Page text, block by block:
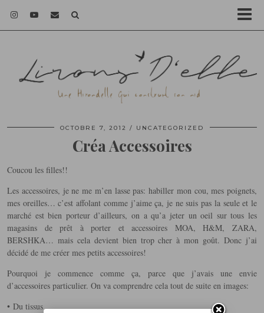
OCTOBRE 7, 2012 UNCATEGORIZED
Créa Accessoires
Coucou les filles!!
Les accessoires, je ne me m’en lasse pas: habiller mon cou, mes poignets,
mes oreilles… c’est affolant comme j’aime ça, je ne suis pas la seule et le
marché est bien porteur d’ailleurs, on a qu’a jeter un oeil sur tous les
magasins de prêt à porter et accessoires MOA, H&M, ZARA,
BERSHKA… mais cela devient bien trop cher à mon goût. Donc j’ai
décidé de me créer mes petits accessoires!
Pourquoi je commence comme ça, parce que j’avais une envie
d’accessoires particulier. On va comprendre cela tout de suite en images:
• Du tissus